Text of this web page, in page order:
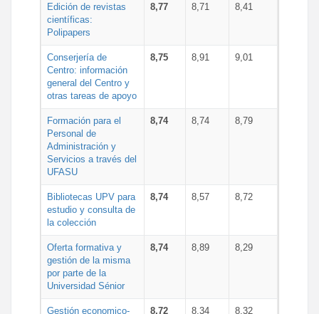
Edición de revistas
científicas:
Polipapers
8,77 8,71 8,41
Conserjería de
Centro: información
general del Centro y
otras tareas de apoyo
8,75 8,91 9,01
Formación para el
Personal de
Administración y
Servicios a través del
UFASU
8,74 8,74 8,79
Bibliotecas UPV para
estudio y consulta de
la colección
8,74 8,57 8,72
Oferta formativa y
gestión de la misma
por parte de la
Universidad Sénior
8,74 8,89 8,29
Gestión economico- 8,72 8,34 8,32